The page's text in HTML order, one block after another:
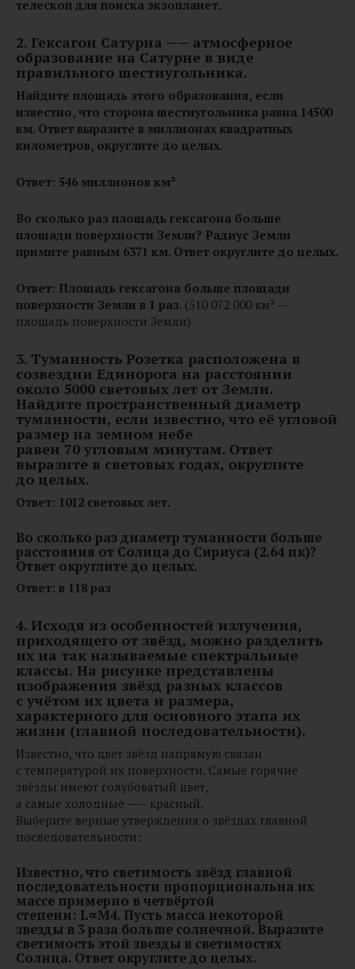
телескоп для поиска экзопланет.
2. Гексагон Сатурна —— атмосферное
образование на Сатурне в виде
правильного шестиугольника.
Найдите площадь этого образования, если
известно, что сторона шестиугольника равна 14500
км. Ответ выразите в миллионах квадратных
километров, округлите до целых.
Ответ: 546 миллионов км²
Во сколько раз площадь гексагона больше
площади поверхности Земли? Радиус Земли
примите равным 6371 км. Ответ округлите до целых.
Ответ: Площадь гексагона больше площади
поверхности Земли в 1 раз. (510 072 000 км² —
площадь поверхности Земли)
3. Туманность Розетка расположена в
созвездии Единорога на расстоянии
около 5000 световых лет от Земли.
Найдите пространственный диаметр
туманности, если известно, что её угловой
размер на земном небе
равен 70 угловым минутам. Ответ
выразите в световых годах, округлите
до целых.
Ответ: 1012 световых лет.
Во сколько раз диаметр туманности больше
расстояния от Солнца до Сириуса (2.64 пк)?
Ответ округлите до целых.
Ответ: в 118 раз
4. Исходя из особенностей излучения,
приходящего от звёзд, можно разделить
их на так называемые спектральные
классы. На рисунке представлены
изображения звёзд разных классов
с учётом их цвета и размера,
характерного для основного этапа их
жизни (главной последовательности).
Известно, что цвет звёзд напрямую связан
с температурой их поверхности. Самые горячие
звёзды имеют голубоватый цвет,
а самые холодные —— красный.
Выберите верные утверждения о звёздах главной
последовательности:
Известно, что светимость звёзд главной
последовательности пропорциональна их
массе примерно в четвёртой
степени: L∝M4. Пусть масса некоторой
звезды в 3 раза больше солнечной. Выразите
светимость этой звезды в светимостях
Солнца. Ответ округлите до целых.